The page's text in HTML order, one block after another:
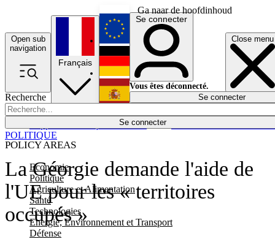
Ga naar de hoofdinhoud
Open sub
navigation
Close menu
Recherche
Se connecter
POLICY AREAS
Economie
Politique
Agriculture et Alimentation
Santé
Technologies
Energie, Environnement et Transport
Défense
Économie
Français
English
Deutsch
Español
Se connecter
Vous êtes déconnecté.
Se connecter
La Géorgie demande l'aide de
l'UE pour les « territoires
occupés »
POLITIQUE